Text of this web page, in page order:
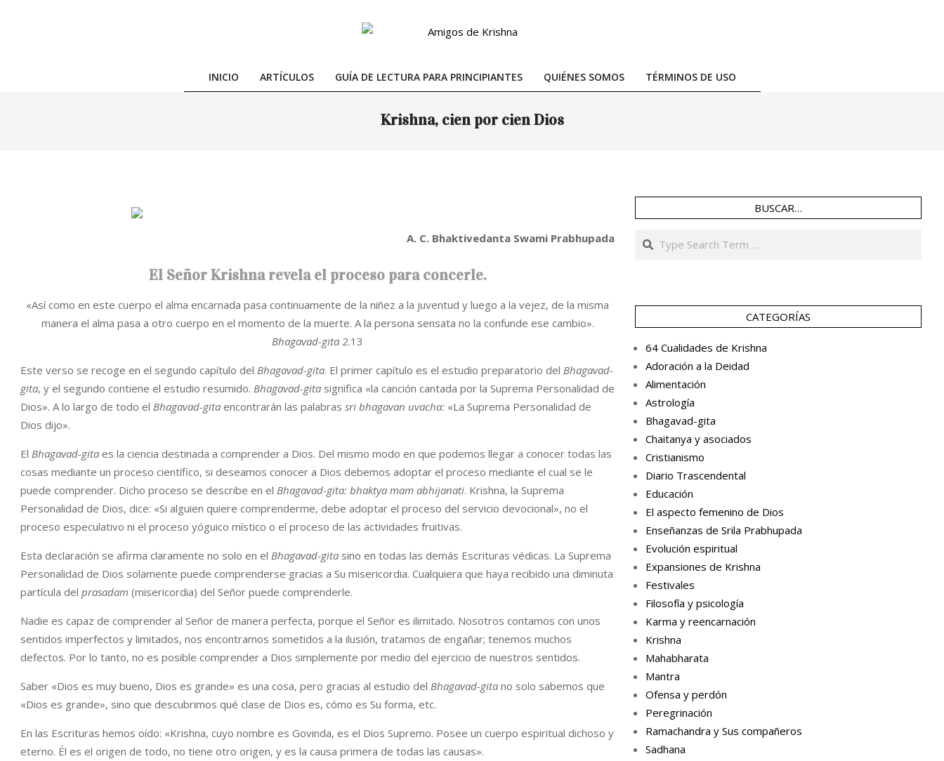
Primary
Menu
INICIO ARTÍCULOS GUÍA DE LECTURA PARA PRINCIPIANTES QUIÉNES SOMOS TÉRMINOS DE USO
Krishna, cien por cien Dios
A. C. Bhaktivedanta Swami Prabhupada
El Señor Krishna revela el proceso para concerle.
«Así como en este cuerpo el alma encarnada pasa continuamente de la niñez a la juventud y luego a la vejez, de la misma
manera el alma pasa a otro cuerpo en el momento de la muerte. A la persona sensata no la confunde ese cambio».
Bhagavad-gita 2.13
Este verso se recoge en el segundo capítulo del Bhagavad-gita. El primer capítulo es el estudio preparatorio del Bhagavad-
gita, y el segundo contiene el estudio resumido. Bhagavad-gita significa «la canción cantada por la Suprema Personalidad de
Dios». A lo largo de todo el Bhagavad-gita encontrarán las palabras sri bhagavan uvacha: «La Suprema Personalidad de
Dios dijo».
El Bhagavad-gita es la ciencia destinada a comprender a Dios. Del mismo modo en que podemos llegar a conocer todas las
cosas mediante un proceso científico, si deseamos conocer a Dios debemos adoptar el proceso mediante el cual se le
puede comprender. Dicho proceso se describe en el Bhagavad-gita: bhaktya mam abhijanati. Krishna, la Suprema
Personalidad de Dios, dice: «Si alguien quiere comprenderme, debe adoptar el proceso del servicio devocional», no el
proceso especulativo ni el proceso yóguico místico o el proceso de las actividades fruitivas.
Esta declaración se afirma claramente no solo en el Bhagavad-gita sino en todas las demás Escrituras védicas. La Suprema
Personalidad de Dios solamente puede comprenderse gracias a Su misericordia. Cualquiera que haya recibido una diminuta
partícula del prasadam (misericordia) del Señor puede comprenderle.
Nadie es capaz de comprender al Señor de manera perfecta, porque el Señor es ilimitado. Nosotros contamos con unos
sentidos imperfectos y limitados, nos encontramos sometidos a la ilusión, tratamos de engañar; tenemos muchos
defectos. Por lo tanto, no es posible comprender a Dios simplemente por medio del ejercicio de nuestros sentidos.
Saber «Dios es muy bueno, Dios es grande» es una cosa, pero gracias al estudio del Bhagavad-gita no solo sabemos que
«Dios es grande», sino que descubrimos qué clase de Dios es, cómo es Su forma, etc.
En las Escrituras hemos oído: «Krishna, cuyo nombre es Govinda, es el Dios Supremo. Posee un cuerpo espiritual dichoso y
eterno. Él es el origen de todo, no tiene otro origen, y es la causa primera de todas las causas».
BUSCAR…
Search
CATEGORÍAS
64 Cualidades de Krishna
Adoración a la Deidad
Alimentación
Astrología
Bhagavad-gita
Chaitanya y asociados
Cristianismo
Diario Trascendental
Educación
El aspecto femenino de Dios
Enseñanzas de Srila Prabhupada
Evolución espiritual
Expansiones de Krishna
Festivales
Filosofía y psicología
Karma y reencarnación
Krishna
Mahabharata
Mantra
Ofensa y perdón
Peregrinación
Ramachandra y Sus compañeros
Sadhana